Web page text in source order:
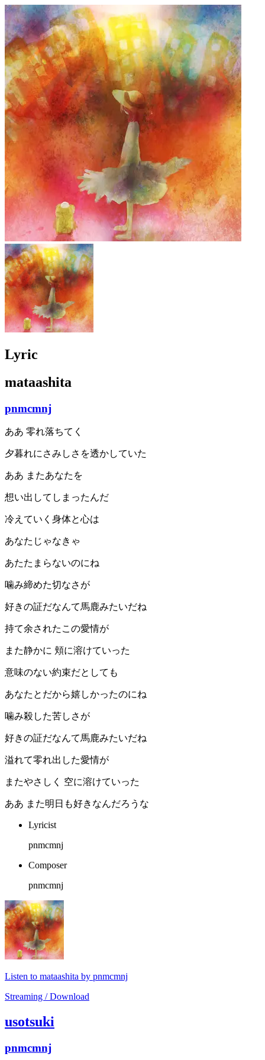
Lyric
mataashita
pnmcmnj
ああ 零れ落ちてく
夕暮れにさみしさを透かしていた
ああ またあなたを
想い出してしまったんだ
冷えていく身体と心は
あなたじゃなきゃ
あたたまらないのにね
噛み締めた切なさが
好きの証だなんて馬鹿みたいだね
持て余されたこの愛情が
また静かに 頬に溶けていった
意味のない約束だとしても
あなたとだから嬉しかったのにね
噛み殺した苦しさが
好きの証だなんて馬鹿みたいだね
溢れて零れ出した愛情が
またやさしく 空に溶けていった
ああ また明日も好きなんだろうな
Lyricist
pnmcmnj
Composer
pnmcmnj
Listen to mataashita by pnmcmnj
Streaming / Download
usotsuki
pnmcmnj